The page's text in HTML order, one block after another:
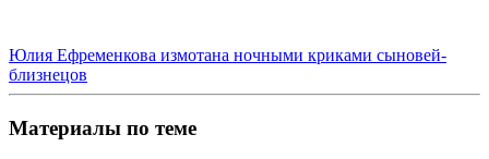
Юлия Ефременкова измотана ночными криками сыновей-
близнецов
Материалы по теме